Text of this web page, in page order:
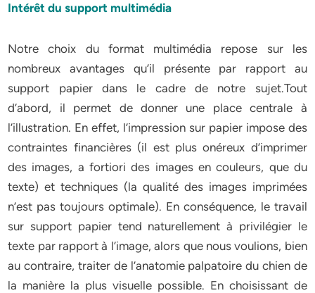
Intérêt du support multimédia
Notre choix du format multimédia repose sur les
nombreux avantages qu’il présente par rapport au
support papier dans le cadre de notre sujet.Tout
d’abord, il permet de donner une place centrale à
l’illustration. En effet, l’impression sur papier impose des
contraintes financières (il est plus onéreux d’imprimer
des images, a fortiori des images en couleurs, que du
texte) et techniques (la qualité des images imprimées
n’est pas toujours optimale). En conséquence, le travail
sur support papier tend naturellement à privilégier le
texte par rapport à l’image, alors que nous voulions, bien
au contraire, traiter de l’anatomie palpatoire du chien de
la manière la plus visuelle possible. En choisissant de